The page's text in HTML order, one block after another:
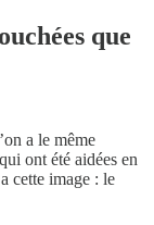
que
a le même
ont été aidées en
cette image : le